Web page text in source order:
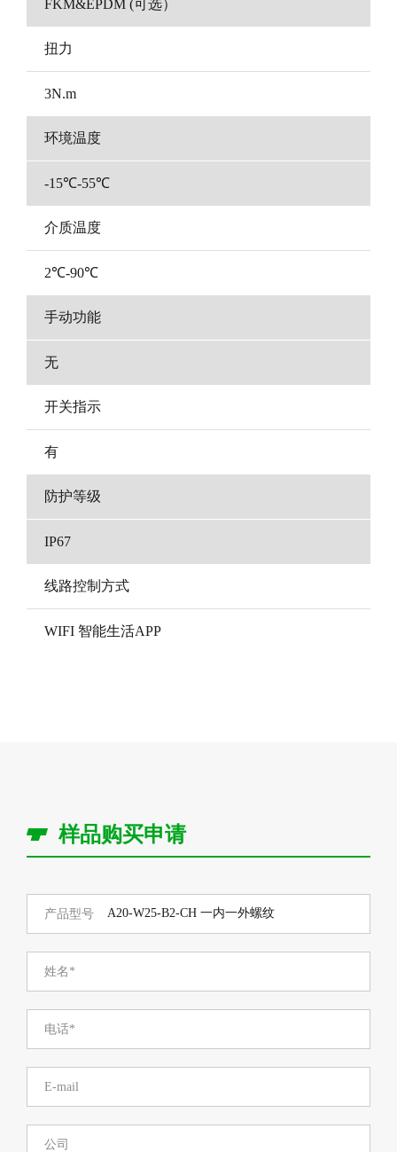
FKM&EPDM (可选）
扭力
3N.m
环境温度
-15℃-55℃
介质温度
2℃-90℃
手动功能
无
开关指示
有
防护等级
IP67
线路控制方式
WIFI 智能生活APP
样品购买申请
产品型号
姓名*
电话*
E-mail
公司